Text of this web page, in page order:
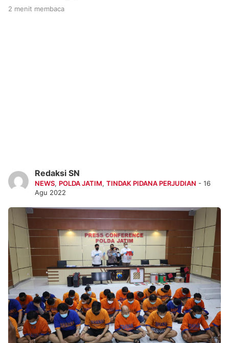
2 menit membaca
Redaksi SN
NEWS, POLDA JATIM,TINDAK PIDANA PERJUDIAN - 16
Agu 2022